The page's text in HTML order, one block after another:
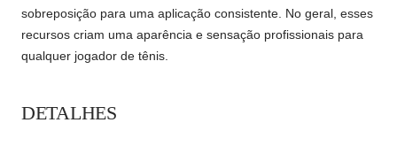
sobreposição para uma aplicação consistente. No geral, esses
recursos criam uma aparência e sensação profissionais para
qualquer jogador de tênis.
DETALHES